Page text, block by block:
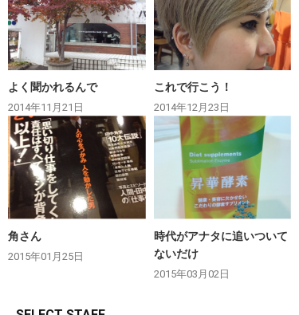
よく聞かれるんで
2014年11月21日
これで行こう！
2014年12月23日
角さん
2015年01月25日
時代がアナタに追いついて
ないだけ
2015年03月02日